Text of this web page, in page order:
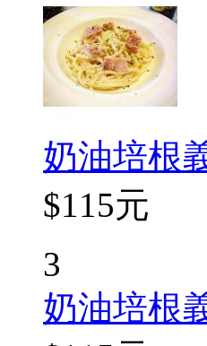
奶油培根
$115元
3
奶油培根